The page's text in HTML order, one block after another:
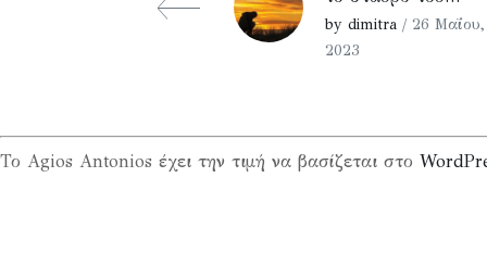
by dimitra / 26 Μαΐου,
2023
Το Agios Antonios έχει την τιμή να βασίζεται στο